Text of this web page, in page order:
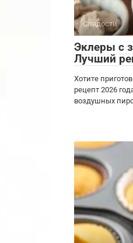
Сладости
Эклеры с
Лучший
Хотите
рецепт 2026
воздушных